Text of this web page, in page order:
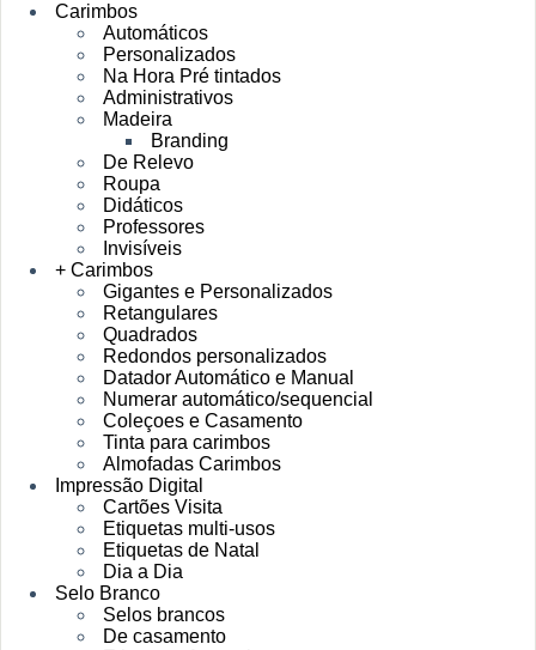
Carimbos
Automáticos
Personalizados
Na Hora Pré tintados
Administrativos
Madeira
Branding
De Relevo
Roupa
Didáticos
Professores
Invisíveis
+ Carimbos
Gigantes e Personalizados
Retangulares
Quadrados
Redondos personalizados
Datador Automático e Manual
Numerar automático/sequencial
Coleçoes e Casamento
Tinta para carimbos
Almofadas Carimbos
Impressão Digital
Cartões Visita
Etiquetas multi-usos
Etiquetas de Natal
Dia a Dia
Selo Branco
Selos brancos
De casamento